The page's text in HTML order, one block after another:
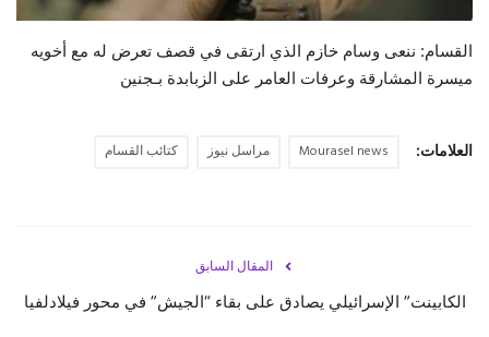
القسام: ننعى وسام خازم الذي ارتقى في قصف تعرض له مع أخويه
ميسرة المشارقة وعرفات العامر على الزبابدة بـجنين
العلامات: Mourasel news مراسل نيوز كتائب القسام
المقال السابق
الكابينت” الإسرائيلي يصادق على بقاء “الجيش” في محور فيلادلفيا